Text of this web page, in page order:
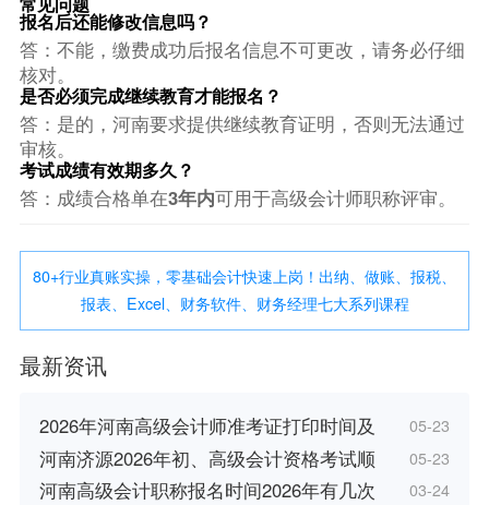
报名后还能修改信息吗？
答：不能，缴费成功后报名信息不可更改，请务必仔细
核对。
是否必须完成继续教育才能报名？
答：是的，河南要求提供继续教育证明，否则无法通过
审核。
考试成绩有效期多久？
答：成绩合格单在3年内可用于高级会计师职称评审。
80+行业真账实操，零基础会计快速上岗！出纳、做账、报税、
报表、Excel、财务软件、财务经理七大系列课程
最新资讯
2026年河南高级会计师准考证打印时间及 05-23
河南济源2026年初、高级会计资格考试顺 05-23
河南高级会计职称报名时间2026年有几次 03-24